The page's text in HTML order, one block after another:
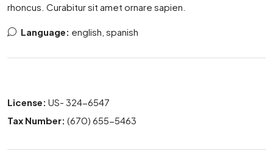
rhoncus. Curabitur sit amet ornare sapien.
Language: english, spanish
License: US- 324-6547
Tax Number: (670) 655-5463